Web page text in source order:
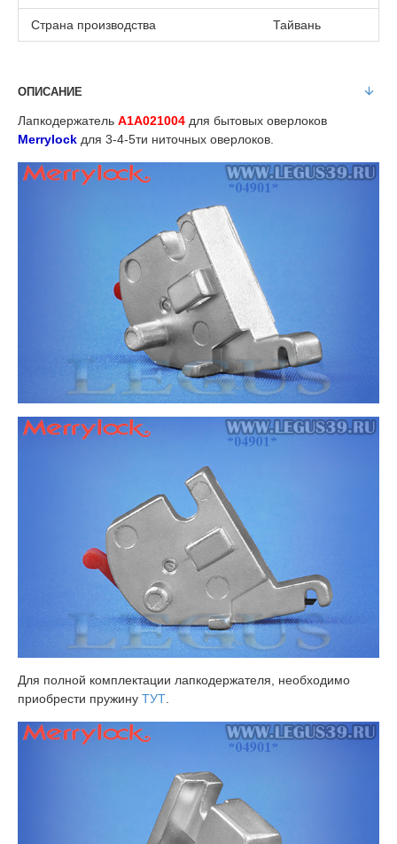
Страна производства Тайвань
ОПИСАНИЕ
Лапкодержатель A1A021004 для бытовых оверлоков
Merrylock для 3-4-5ти ниточных оверлоков.
Для полной комплектации лапкодержателя, необходимо
приобрести пружину ТУТ